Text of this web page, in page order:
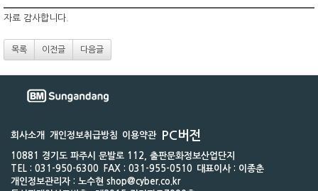
자료 감사합니다.
목록 이전글 다음글
회사소개 개인정보취급방침 이용약관 PC버전
10881 경기도 파주시 문발로 112, 출판문화정보산업단지
TEL : 031-950-6300
FAX : 031-955-0510
대표이사 : 이종춘
개인정보관리자 : 노수현 shop@cyber.co.kr